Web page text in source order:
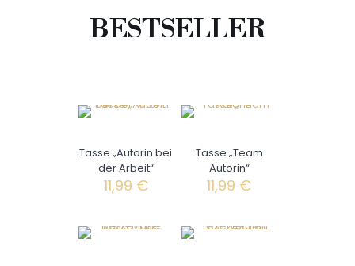
BESTSELLER
Tasse „Autorin bei
der Arbeit“
11,99 €
Tasse „Team
Autorin“
11,99 €